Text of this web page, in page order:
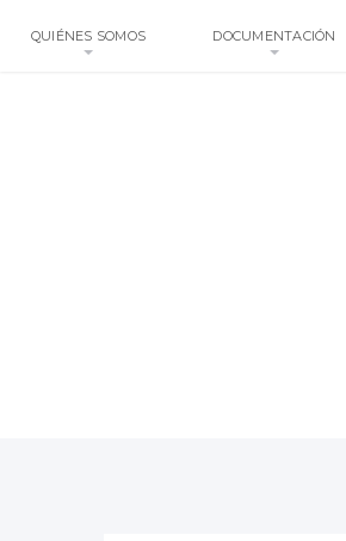
QUIÉNES SOMOS DOCUMENTACIÓN